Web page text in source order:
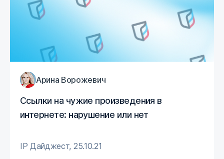
Ссылки на чужие произведения в
интернете: нарушение или нет
Арина Ворожевич
IP Дайджест, 25.10.21